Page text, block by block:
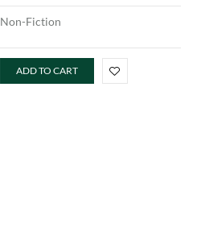
Non-Fiction
ADD TO CART